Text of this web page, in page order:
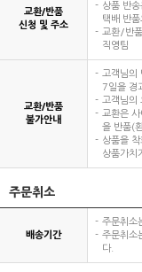
교환/반품
신청 및 주소
상품 반
택배 반
교환/반
직영팀
교환/반품
불가안내
고객님의
7일을 경
고객님의
교환은
을 반품(
상품을
상품가치
주문취소
배송기간
주문취소
주문취소
다.